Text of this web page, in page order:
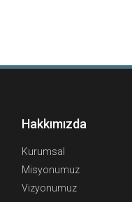
Hakkımızda
Kurumsal
Misyonumuz
Vizyonumuz